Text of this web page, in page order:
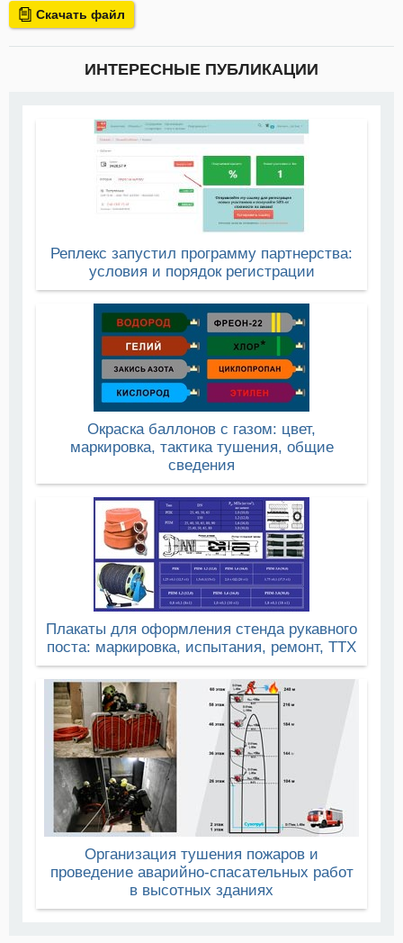
Скачать файл
ИНТЕРЕСНЫЕ ПУБЛИКАЦИИ
Реплекс запустил программу партнерства:
условия и порядок регистрации
Окраска баллонов с газом: цвет,
маркировка, тактика тушения, общие
сведения
Плакаты для оформления стенда рукавного
поста: маркировка, испытания, ремонт, ТТХ
Организация тушения пожаров и
проведение аварийно-спасательных работ
в высотных зданиях